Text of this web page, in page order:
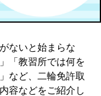
ないと始まらな
「教習所では何を
など、二輪免許取
容などをご紹介し